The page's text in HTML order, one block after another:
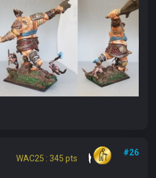
WAC25 : 345 pts
#26